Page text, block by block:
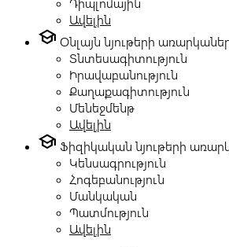
Ավելին
school Օնլայն նյութերի
Տնտեսագիտություն
Իրավաբանություն
Քաղաքագիտություն
Մենեջմենթ
Ավելին
school Ֆիզիկական նյութերի
Կենսագրություն
Հոգեբանություն
Մանկական
Պատմություն
Ավելին